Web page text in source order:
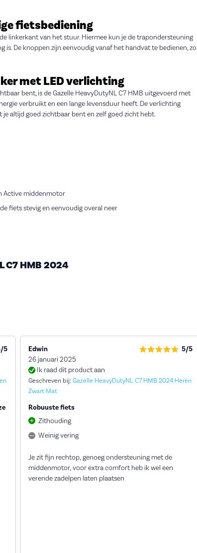
fietsbediening
linkerkant van het stuur. Hiermee kun je de trapondersteuning
is. De knoppen zijn eenvoudig vanaf het handvat te bedienen, zo
met LED verlichting
bent, is de Gazelle HeavyDutyNL C7 HMB uitgevoerd met
verbruikt en een lange levensduur heeft. De verlichting
altijd goed zichtbaar bent en zelf goed zicht hebt.
Active middenmotor
fiets stevig en eenvoudig overal neer
C7 HMB 2024
5
Edwin
26 januari 2025
5/5
Ik raad dit product aan
Geschreven bij: Gazelle HeavyDutyNL C7 HMB 2024 Heren
Zwart Mat
Robuuste fiets
Zithouding
Weinig vering
Je zit fijn rechtop, genoeg ondersteuning met de
middenmotor, voor extra comfort heb ik wel een
verende zadelpen laten plaatsen